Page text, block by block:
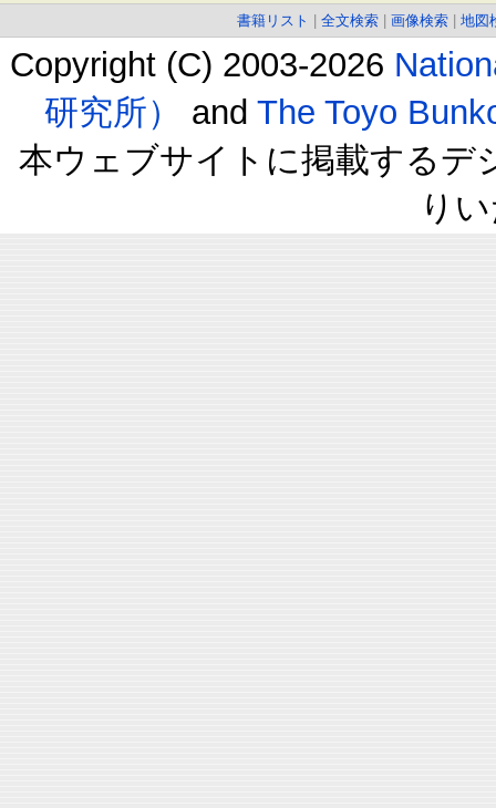
書籍リスト 全文検索 画像検索 地図
Copyright (C) 2003-2026
研究所）
and The Toyo
本ウェブサイトに掲載するデ
り